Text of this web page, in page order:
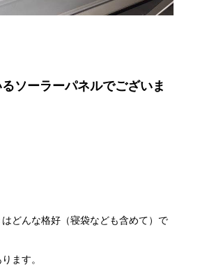
ソーラーパネルでございま
どんな格好（寝袋なども含めて）で
ます。